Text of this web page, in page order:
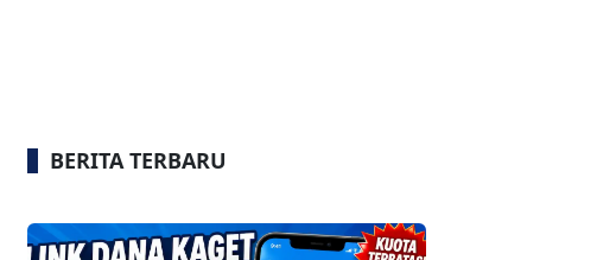
BERITA TERBARU